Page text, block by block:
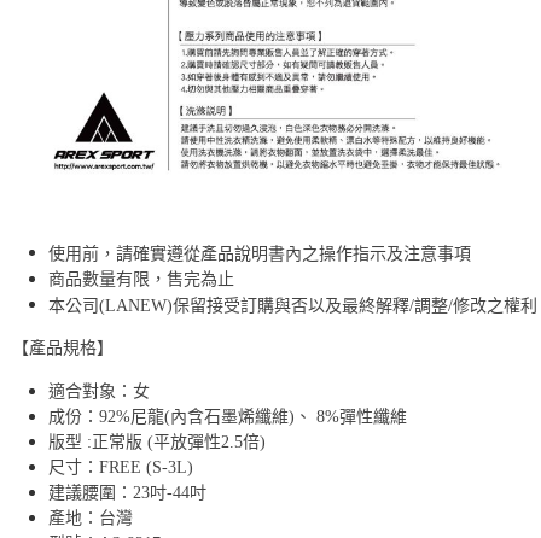
使用前，請確實遵從產品說明書內之操作指示及注意事項
商品數量有限，售完為止
本公司(LANEW)保留接受訂購與否以及最終解釋/調整/修改之權利
【產品規格】
適合對象：女
成份：92%尼龍(內含石墨烯纖維)、 8%彈性纖維
版型 :正常版 (平放彈性2.5倍)
尺寸：FREE (S-3L)
建議腰圍：23吋-44吋
產地：台灣